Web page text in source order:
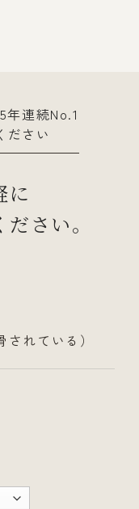
年連続No.1
ださい
に
さい。
れている）